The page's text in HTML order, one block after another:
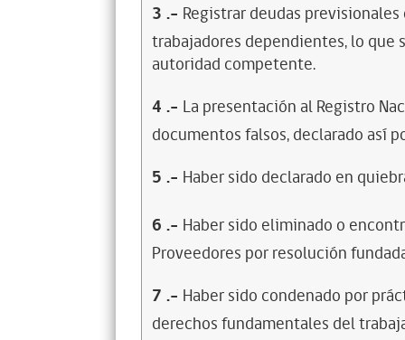
3 .- Registrar deudas
trabajadores dependientes, lo
autoridad competente.
4 .- La presentación al Registro
documentos falsos, declarado así
5 .- Haber sido declarado en
6 .- Haber sido eliminado o
Proveedores por resolución
7 .- Haber sido condenado por
derechos fundamentales del